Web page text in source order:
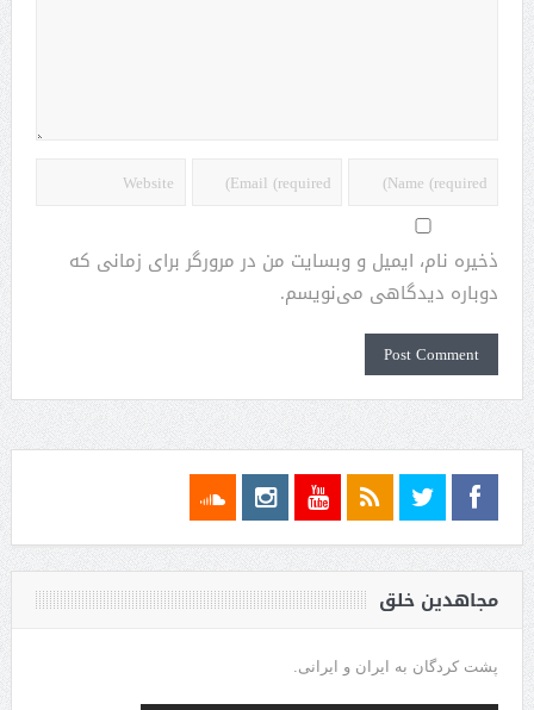
ذخیره نام، ایمیل و وبسایت من در مرورگر برای زمانی که
دوباره دیدگاهی می‌نویسم.
مجاهدین خلق
پشت کردگان به ایران و ایرانی.